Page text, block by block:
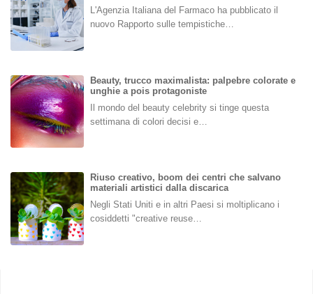
L'Agenzia Italiana del Farmaco ha pubblicato il
nuovo Rapporto sulle tempistiche…
Beauty, trucco maximalista: palpebre colorate e
unghie a pois protagoniste
Il mondo del beauty celebrity si tinge questa
settimana di colori decisi e…
Riuso creativo, boom dei centri che salvano
materiali artistici dalla discarica
Negli Stati Uniti e in altri Paesi si moltiplicano i
cosiddetti "creative reuse…